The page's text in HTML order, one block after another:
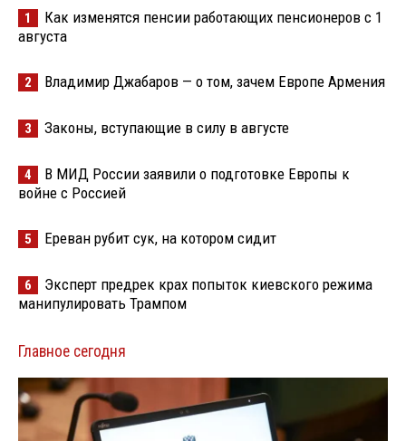
1
Как изменятся пенсии работающих пенсионеров с 1
августа
2 Владимир Джабаров — о том, зачем Европе Армения
3 Законы, вступающие в силу в августе
4
В МИД России заявили о подготовке Европы к
войне с Россией
5 Ереван рубит сук, на котором сидит
6
Эксперт предрек крах попыток киевского режима
манипулировать Трампом
Главное сегодня